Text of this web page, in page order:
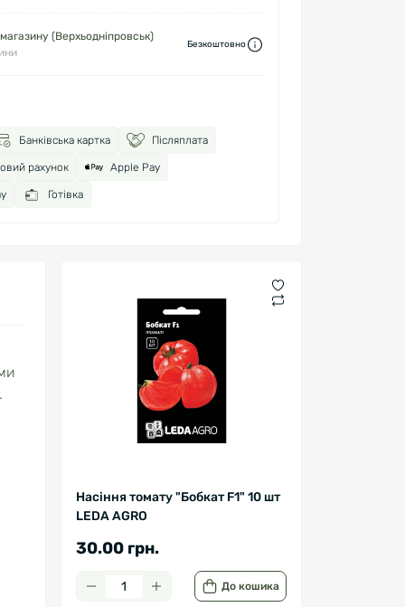
(Верхьодніпровськ)
Безкоштовно
Банківська картка Післяплата
рахунок Apple Pay
Готівка
Насіння томату "Бобкат F1" 10 шт
LEDA AGRO
30.00 грн.
До кошика